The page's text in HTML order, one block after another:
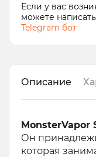
Если у вас
можете
Telegram бот
Описание
MonsterVapor
Он
которая